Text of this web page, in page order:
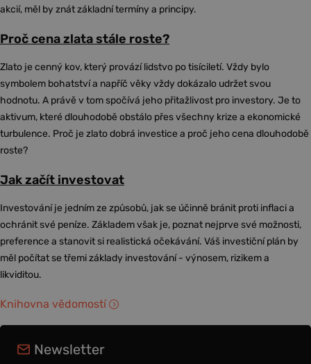
akcií, měl by znát základní termíny a principy.
Proč cena zlata stále roste?
Zlato je cenný kov, který provází lidstvo po tisíciletí. Vždy bylo
symbolem bohatství a napříč věky vždy dokázalo udržet svou
hodnotu. A právě v tom spočívá jeho přitažlivost pro investory. Je to
aktivum, které dlouhodobě obstálo přes všechny krize a ekonomické
turbulence. Proč je zlato dobrá investice a proč jeho cena dlouhodobě
roste?
Jak začít investovat
Investování je jedním ze způsobů, jak se účinně bránit proti inflaci a
ochránit své peníze. Základem však je, poznat nejprve své možnosti,
preference a stanovit si realistická očekávání. Váš investiční plán by
měl počítat se třemi základy investování - výnosem, rizikem a
likviditou.
Knihovna vědomostí
Newsletter